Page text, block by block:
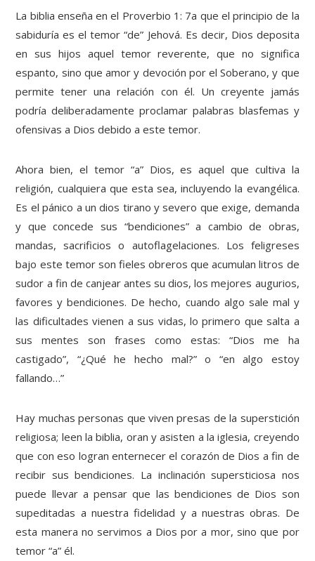
La biblia enseña en el Proverbio 1: 7a que el principio de la
sabiduría es el temor “de” Jehová. Es decir, Dios deposita
en sus hijos aquel temor reverente, que no significa
espanto, sino que amor y devoción por el Soberano, y que
permite tener una relación con él. Un creyente jamás
podría deliberadamente proclamar palabras blasfemas y
ofensivas a Dios debido a este temor.
Ahora bien, el temor “a” Dios, es aquel que cultiva la
religión, cualquiera que esta sea, incluyendo la evangélica.
Es el pánico a un dios tirano y severo que exige, demanda
y que concede sus “bendiciones” a cambio de obras,
mandas, sacrificios o autoflagelaciones. Los feligreses
bajo este temor son fieles obreros que acumulan litros de
sudor a fin de canjear antes su dios, los mejores augurios,
favores y bendiciones. De hecho, cuando algo sale mal y
las dificultades vienen a sus vidas, lo primero que salta a
sus mentes son frases como estas: “Dios me ha
castigado”, “¿Qué he hecho mal?” o “en algo estoy
fallando…”
Hay muchas personas que viven presas de la superstición
religiosa; leen la biblia, oran y asisten a la iglesia, creyendo
que con eso logran enternecer el corazón de Dios a fin de
recibir sus bendiciones. La inclinación supersticiosa nos
puede llevar a pensar que las bendiciones de Dios son
supeditadas a nuestra fidelidad y a nuestras obras. De
esta manera no servimos a Dios por a mor, sino que por
temor “a” él.